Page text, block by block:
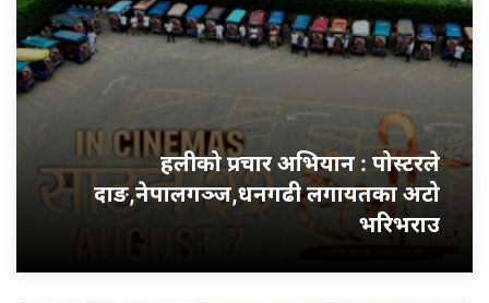
हलीको प्रचार अभियान : पोस्टरले
दाङ,नेपालगञ्ज,धनगढी लगायतका अटो
भरिभराउ